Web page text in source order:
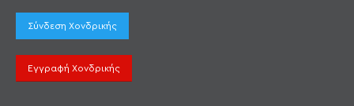
Σύνδεση Χονδρικής
Εγγραφή Χονδρικής